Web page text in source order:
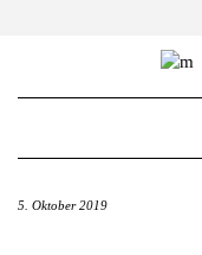
5. Oktober 2019